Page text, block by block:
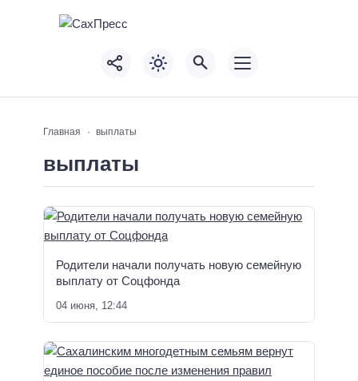
Главная выплаты
выплаты
Родители начали получать новую семейную
выплату от Соцфонда
04 июня, 12:44